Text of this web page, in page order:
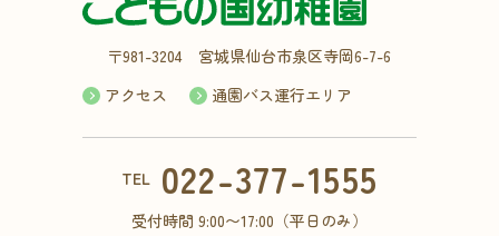
〒981-3204 宮城県仙台市泉区寺岡6-7-6
アクセス
通園バス運行エリア
TEL 022-377-1555
受付時間 9:00〜17:00（平日のみ）